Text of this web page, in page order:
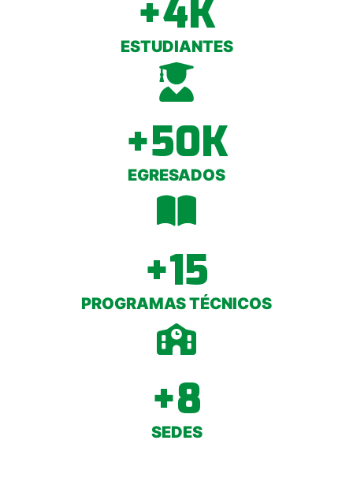
+4K
ESTUDIANTES
+50K
EGRESADOS
+15
PROGRAMAS TÉCNICOS
+8
SEDES